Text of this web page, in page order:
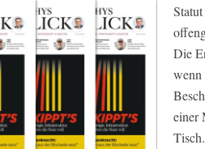
Die
wenn
einer